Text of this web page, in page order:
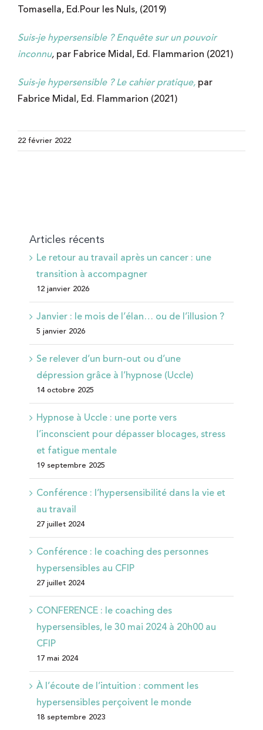
Tomasella, Ed.Pour les Nuls, (2019)
Suis-je hypersensible ? Enquête sur un pouvoir
inconnu,par Fabrice Midal, Ed. Flammarion (2021)
Suis-je hypersensible ? Le cahier pratique,par
Fabrice Midal, Ed. Flammarion (2021)
22 février 2022
Articles récents
Le retour au travail après un cancer : une
transition à accompagner
12 janvier 2026
Janvier : le mois de l’élan… ou de l’illusion ?
5 janvier 2026
Se relever d’un burn-out ou d’une
dépression grâce à l’hypnose (Uccle)
14 octobre 2025
Hypnose à Uccle : une porte vers
l’inconscient pour dépasser blocages, stress
et fatigue mentale
19 septembre 2025
Conférence : l’hypersensibilité dans la vie et
au travail
27 juillet 2024
Conférence : le coaching des personnes
hypersensibles au CFIP
27 juillet 2024
CONFERENCE : le coaching des
hypersensibles, le 30 mai 2024 à 20h00 au
CFIP
17 mai 2024
À l’écoute de l’intuition : comment les
hypersensibles perçoivent le monde
18 septembre 2023